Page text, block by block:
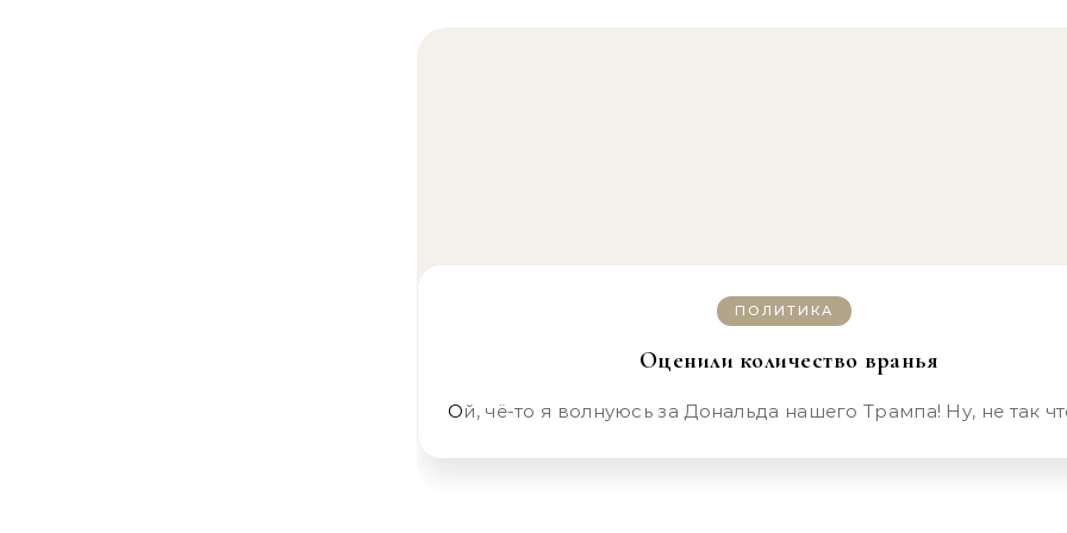
ПОЛИТИКА
Оценили количество вранья
Ой, чё-то я волнуюсь за Дональда нашего Трампа! Ну, не так